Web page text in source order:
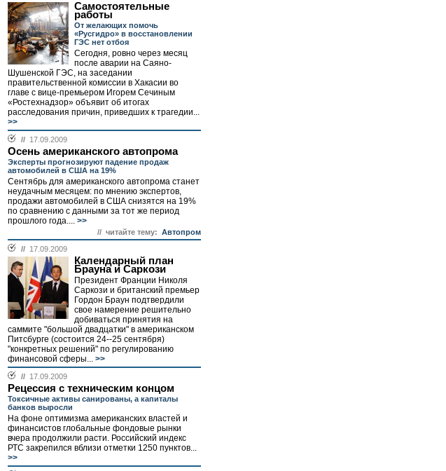
Самостоятельные
работы
От желающих помочь
«Русгидро» в восстановлении
ГЭС нет отбоя
Сегодня, ровно через месяц
после аварии на Саяно-
Шушенской ГЭС, на заседании
правительственной комиссии в Хакасии во
главе с вице-премьером Игорем Сечиным
«Ростехнадзор» объявит об итогах
расследования причин, приведших к трагедии...
>>
// 17.09.2009
Осень американского автопрома
Эксперты прогнозируют падение продаж
автомобилей в США на 19%
Сентябрь для американского автопрома станет
неудачным месяцем: по мнению экспертов,
продажи автомобилей в США снизятся на 19%
по сравнению с данными за тот же период
прошлого года.... >>
// читайте тему: Автопром
// 17.09.2009
Календарный план
Брауна и Саркози
Президент Франции Николя
Саркози и британский премьер
Гордон Браун подтвердили
свое намерение решительно
добиваться принятия на
саммите "большой двадцатки" в американском
Питсбурге (состоится 24--25 сентября)
"конкретных решений" по регулированию
финансовой сферы... >>
// 17.09.2009
Рецессия с техническим концом
Токсичные активы санированы, а капиталы
банков выросли
На фоне оптимизма американских властей и
финансистов глобальные фондовые рынки
вчера продолжили расти. Российский индекс
РТС закрепился вблизи отметки 1250 пунктов...
>>